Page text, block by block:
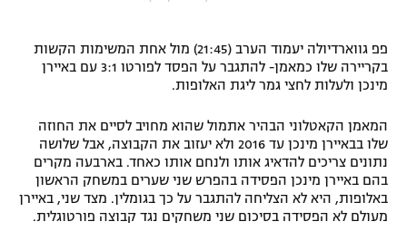
משתתפים וזוכים בפרסים
תקנון משתתפים וזוכים בפרסים
תקנון עבור פעילות אלקטרה
תקנון עבור פעילות ספורט 1 – "מרלן"
טניס
גיימינג E-Sports
ספורט מוטורי
כדורמים
פוטבול אמריקאי NFL
בייסבול MLB
פפ גווארדיולה יעמוד הערב (21:45) מול אחת המשימות הקשות
בקריירה שלו כמאמן- להתגבר על הפסד לפורטו 3:1 עם באיירן
מינכן ולעלות לחצי גמר ליגת האלופות.
המאמן הקאטלוני הבהיר אתמול שהוא מחויב לסיים את החוזה
שלו בבאיירן מינכן עד 2016 ולא יעזוב את הקבוצה, אבל שלושה
נתונים צריכים להדאיג אותו ולנחם אותו כאחד. בארבעה מקרים
בהם באיירן מינכן הפסידה בהפרש שני שערים במשחק הראשון
באלופות, היא לא הצליחה להתגבר על כך בגומלין. מצד שני, באיירן
מעולם לא הפסידה בסיכום שני משחקים נגד קבוצה פורטוגלית.